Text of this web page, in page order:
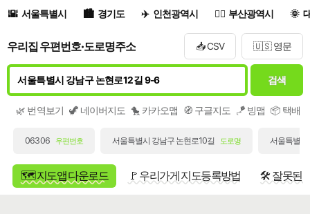
서울특별시 경기도 인천광역시 부산광역시
우리집 우편번호·도로명주소 📥 CSV 🇺🇸 영문
검색
🌿 번역보기 🦖 네이버지도 🐤 카카오맵 🧭 구글지도 🪁 빙맵 📦 택배/
06306 우편번호 서울특별시 강남구 논현로10길 도로명 서울특별
🗺️ 지도앱 다운로드 🚩 우리가게 지도등록방법 🛠️ 잘못된